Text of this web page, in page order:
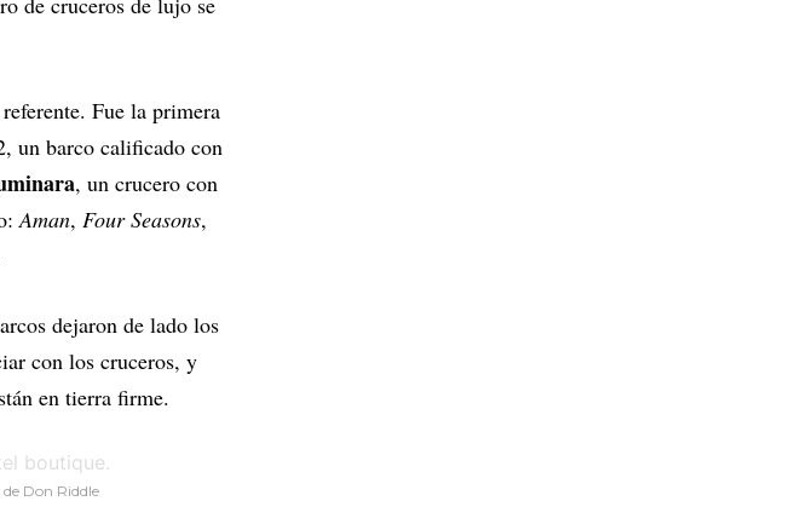
Fue la primera
un barco calificado con
, un crucero con
Aman, Four Seasons,
dejaron de lado los
con los cruceros, y
en tierra firme.
Don Riddle